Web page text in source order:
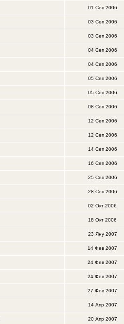
01 Сеп 2006
03 Сеп 2006
03 Сеп 2006
04 Сеп 2006
04 Сеп 2006
05 Сеп 2006
05 Сеп 2006
08 Сеп 2006
12 Сеп 2006
12 Сеп 2006
14 Сеп 2006
16 Сеп 2006
25 Сеп 2006
28 Сеп 2006
02 Окт 2006
18 Окт 2006
23 Яну 2007
14 Фев 2007
24 Фев 2007
24 Фев 2007
27 Фев 2007
14 Апр 2007
20 Апр 2007